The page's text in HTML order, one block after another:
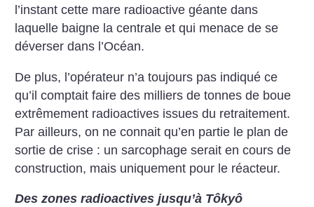
l’instant cette mare radioactive géante dans
laquelle baigne la centrale et qui menace de se
déverser dans l’Océan.
De plus, l’opérateur n’a toujours pas indiqué ce
qu’il comptait faire des milliers de tonnes de boue
extrêmement radioactives issues du retraitement.
Par ailleurs, on ne connait qu’en partie le plan de
sortie de crise : un sarcophage serait en cours de
construction, mais uniquement pour le réacteur.
Des zones radioactives jusqu’à Tôkyô